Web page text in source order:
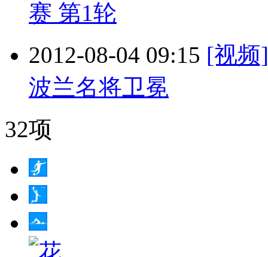
赛 第1轮
2012-08-04 09:15 [视频
波兰名将卫冕
32项